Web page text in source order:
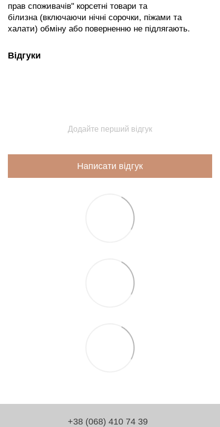
прав споживачів" корсетні товари та
білизна (включаючи нічні сорочки, піжами та
халати) обміну або поверненню не підлягають.
Відгуки
Додайте перший відгук
Написати відгук
+38 (068) 410 74 39